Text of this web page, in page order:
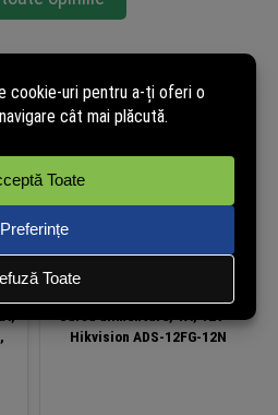
Hikvision ADS-12FG-12N